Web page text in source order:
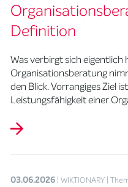
Definition
Was verbirgt sich
Organisationsberatung
den Blick. Vorrangiges Ziel
Leistungsfähigkeit einer
03.06.2026 | WIKTIONARY |